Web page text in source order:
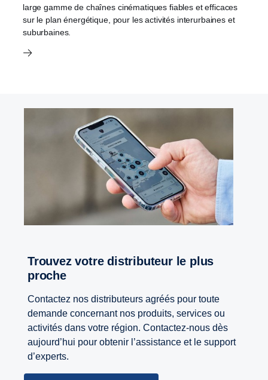
large gamme de chaînes cinématiques fiables et efficaces
sur le plan énergétique, pour les activités interurbaines et
suburbaines.
Trouvez votre distributeur le plus
proche
Contactez nos distributeurs agréés pour toute
demande concernant nos produits, services ou
activités dans votre région. Contactez-nous dès
aujourd’hui pour obtenir l’assistance et le support
d’experts.